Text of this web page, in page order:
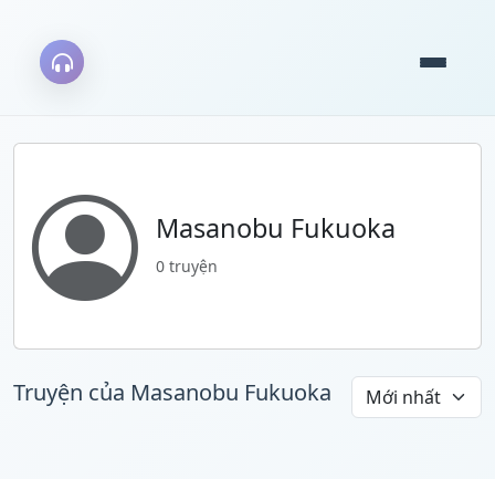
Masanobu Fukuoka
0 truyện
Truyện của Masanobu Fukuoka